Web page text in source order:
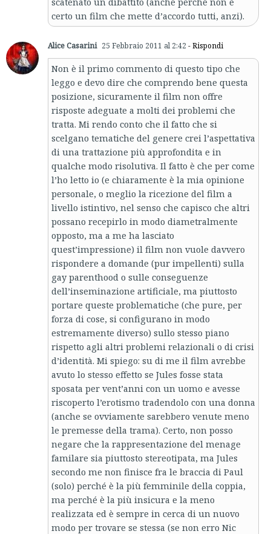
certo un film che mette d’accordo tutti, anzi).
Alice Casarini 25 Febbraio 2011 al 2:42 - Rispondi
Non è il primo commento di questo tipo che
leggo e devo dire che comprendo bene questa
posizione, sicuramente il film non offre
risposte adeguate a molti dei problemi che
tratta. Mi rendo conto che il fatto che si
scelgano tematiche del genere crei l’aspettativa
di una trattazione più approfondita e in
qualche modo risolutiva. Il fatto è che per come
l’ho letto io (e chiaramente è la mia opinione
personale, o meglio la ricezione del film a
livello istintivo, nel senso che capisco che altri
possano recepirlo in modo diametralmente
opposto, ma a me ha lasciato
quest’impressione) il film non vuole davvero
rispondere a domande (pur impellenti) sulla
gay parenthood o sulle conseguenze
dell’inseminazione artificiale, ma piuttosto
portare queste problematiche (che pure, per
forza di cose, si configurano in modo
estremamente diverso) sullo stesso piano
rispetto agli altri problemi relazionali o di crisi
d’identità. Mi spiego: su di me il film avrebbe
avuto lo stesso effetto se Jules fosse stata
sposata per vent’anni con un uomo e avesse
riscoperto l’erotismo tradendolo con una donna
(anche se ovviamente sarebbero venute meno
le premesse della trama). Certo, non posso
negare che la rappresentazione del menage
familare sia piuttosto stereotipata, ma Jules
secondo me non finisce fra le braccia di Paul
(solo) perché è la più femminile della coppia,
ma perché è la più insicura e la meno
realizzata ed è sempre in cerca di un nuovo
modo per trovare se stessa (se non erro Nic